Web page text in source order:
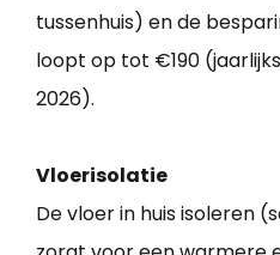
tussenhuis) en de
loopt op tot €190
2026).
Vloerisolatie
De vloer in huis isoleren